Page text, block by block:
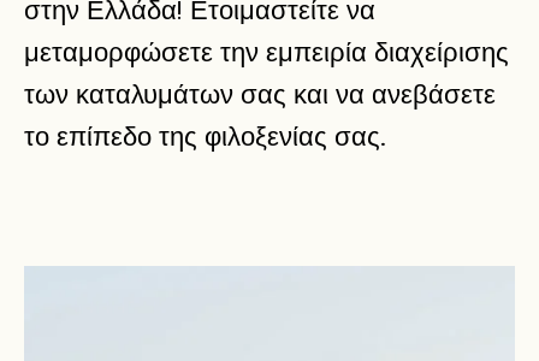
στην Ελλάδα! Ετοιμαστείτε να
μεταμορφώσετε την εμπειρία διαχείρισης
των καταλυμάτων σας και να ανεβάσετε
το επίπεδο της φιλοξενίας σας.